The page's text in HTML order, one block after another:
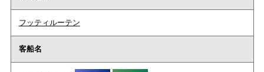
フッティルーテン
客船名